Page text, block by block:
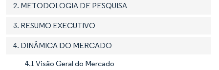
2. METODOLOGIA DE PESQUISA
3. RESUMO EXECUTIVO
4. DINÂMICA DO MERCADO
4.1 Visão Geral do Mercado